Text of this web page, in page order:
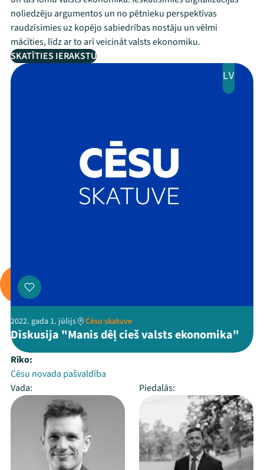
noliedzēju argumentos un no pētnieku perspektīvas
raudzīsimies uz kopējo sabiedrības nostāju un vēlmi
mācīties, līdz ar to arī veicināt valsts ekonomiku.
SKATĪTIES IERAKSTU
LV
2022. gada 1. jūlijs Cēsu skatuve
Diskusija "Manis dēļ cieš valsts ekonomika"
Rīko:
Cēsu novada pašvaldība
Vada:
Piedalās: